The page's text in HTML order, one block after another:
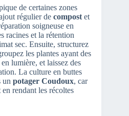
de certaines zones
régulier de compost et
soigneuse en
racines et la rétention
sec. Ensuite, structurez
les plantes ayant des
lumière, et laissez des
La culture en buttes
un potager Coudoux, car
rendant les récoltes